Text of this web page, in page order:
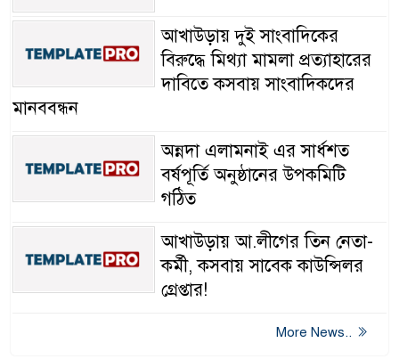
আখাউড়ায় দুই সাংবাদিকের
বিরুদ্ধে মিথ্যা মামলা প্রত্যাহারের
দাবিতে কসবায় সাংবাদিকদের
মানববন্ধন
অন্নদা এলামনাই এর সার্ধশত
বর্ষপূর্তি অনুষ্ঠানের উপকমিটি
গঠিত
আখাউড়ায় আ.লীগের তিন নেতা-
কর্মী, কসবায় সাবেক কাউন্সিলর
গ্রেপ্তার!
More News..